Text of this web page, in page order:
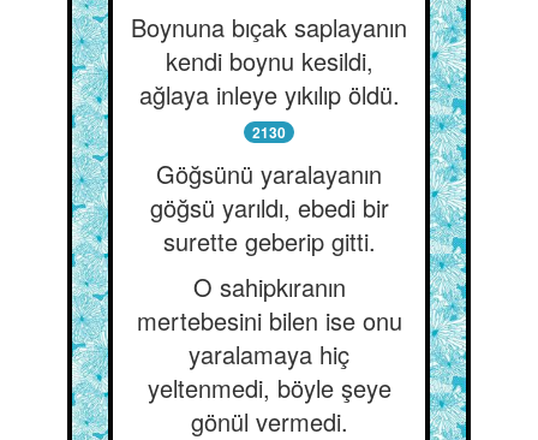
Boynuna bıçak saplayanın
kendi boynu kesildi,
ağlaya inleye yıkılıp öldü.
2130
Göğsünü yaralayanın
göğsü yarıldı, ebedi bir
surette geberip gitti.
O sahipkıranın
mertebesini bilen ise onu
yaralamaya hiç
yeltenmedi, böyle şeye
gönül vermedi.